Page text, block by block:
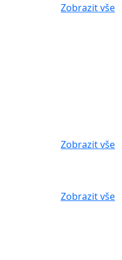
Zobrazit vše
Zobrazit vše
Zobrazit vše